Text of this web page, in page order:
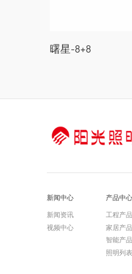
曙星-8+8
新闻中心
新闻资讯
视频中心
产品中心
工程产品
家居产品
智能产品
照明列表